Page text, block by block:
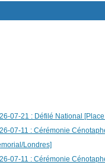
07-21 : Défilé National
07-11 : Cérémonie
Londres]
07-11 : Cérémonie